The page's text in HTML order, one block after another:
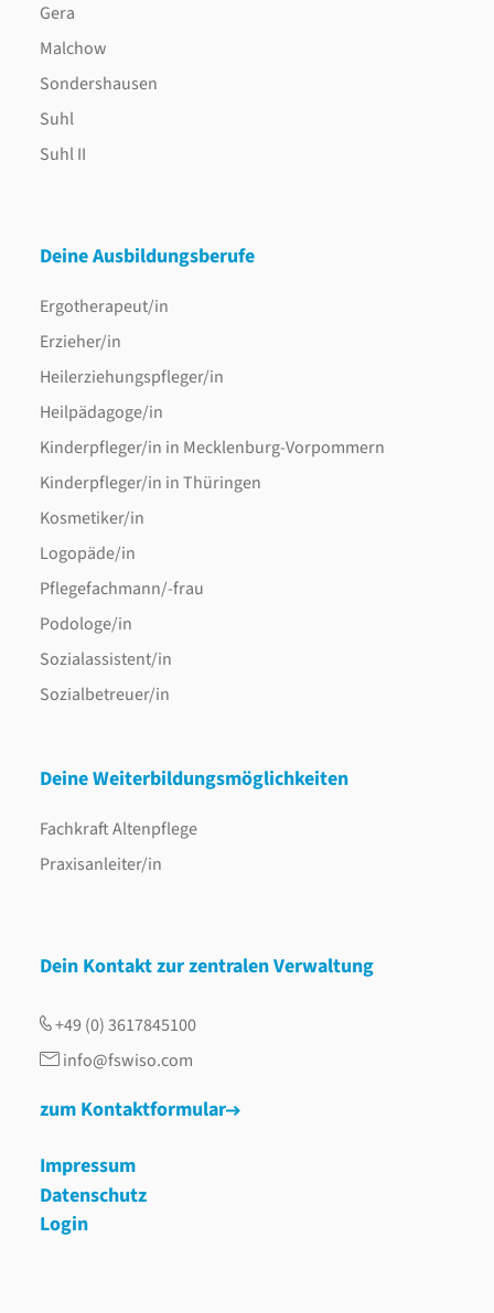
Gera
Malchow
Sondershausen
Suhl
Suhl II
Deine Ausbildungsberufe
Ergotherapeut/in
Erzieher/in
Heilerziehungspfleger/in
Heilpädagoge/in
Kinderpfleger/in in Mecklenburg-Vorpommern
Kinderpfleger/in in Thüringen
Kosmetiker/in
Logopäde/in
Pflegefachmann/-frau
Podologe/in
Sozialassistent/in
Sozialbetreuer/in
Deine Weiterbildungsmöglichkeiten
Fachkraft Altenpflege
Praxisanleiter/in
Dein Kontakt zur zentralen Verwaltung
+49 (0) 3617845100
info@fswiso.com
zum Kontaktformular
Impressum
Datenschutz
Login